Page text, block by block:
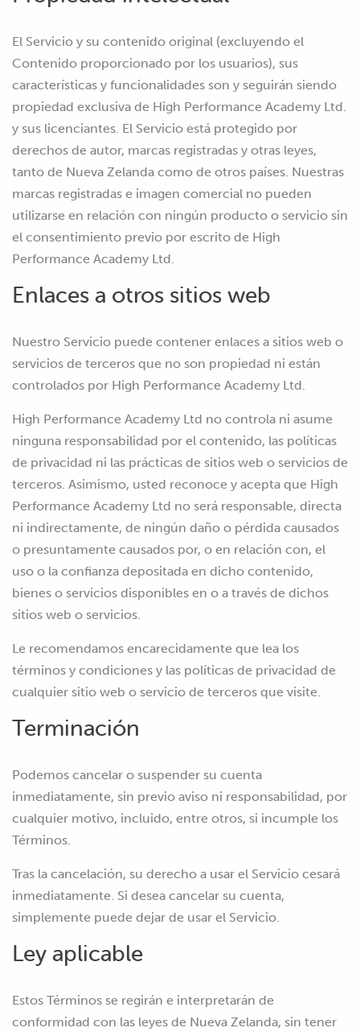
El Servicio y su contenido original (excluyendo el
Contenido proporcionado por los usuarios), sus
características y funcionalidades son y seguirán siendo
propiedad exclusiva de High Performance Academy Ltd.
y sus licenciantes. El Servicio está protegido por
derechos de autor, marcas registradas y otras leyes,
tanto de Nueva Zelanda como de otros países. Nuestras
marcas registradas e imagen comercial no pueden
utilizarse en relación con ningún producto o servicio sin
el consentimiento previo por escrito de High
Performance Academy Ltd.
Enlaces a otros sitios web
Nuestro Servicio puede contener enlaces a sitios web o
servicios de terceros que no son propiedad ni están
controlados por High Performance Academy Ltd.
High Performance Academy Ltd no controla ni asume
ninguna responsabilidad por el contenido, las políticas
de privacidad ni las prácticas de sitios web o servicios de
terceros. Asimismo, usted reconoce y acepta que High
Performance Academy Ltd no será responsable, directa
ni indirectamente, de ningún daño o pérdida causados
o presuntamente causados por, o en relación con, el
uso o la confianza depositada en dicho contenido,
bienes o servicios disponibles en o a través de dichos
sitios web o servicios.
Le recomendamos encarecidamente que lea los
términos y condiciones y las políticas de privacidad de
cualquier sitio web o servicio de terceros que visite.
Terminación
Podemos cancelar o suspender su cuenta
inmediatamente, sin previo aviso ni responsabilidad, por
cualquier motivo, incluido, entre otros, si incumple los
Términos.
Tras la cancelación, su derecho a usar el Servicio cesará
inmediatamente. Si desea cancelar su cuenta,
simplemente puede dejar de usar el Servicio.
Ley aplicable
Estos Términos se regirán e interpretarán de
conformidad con las leyes de Nueva Zelanda, sin tener